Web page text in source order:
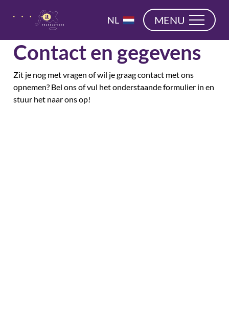
NL
DE
MENU
Contact en gegevens
Zit je nog met vragen of wil je graag contact met ons
opnemen? Bel ons of vul het onderstaande formulier in en
stuur het naar ons op!